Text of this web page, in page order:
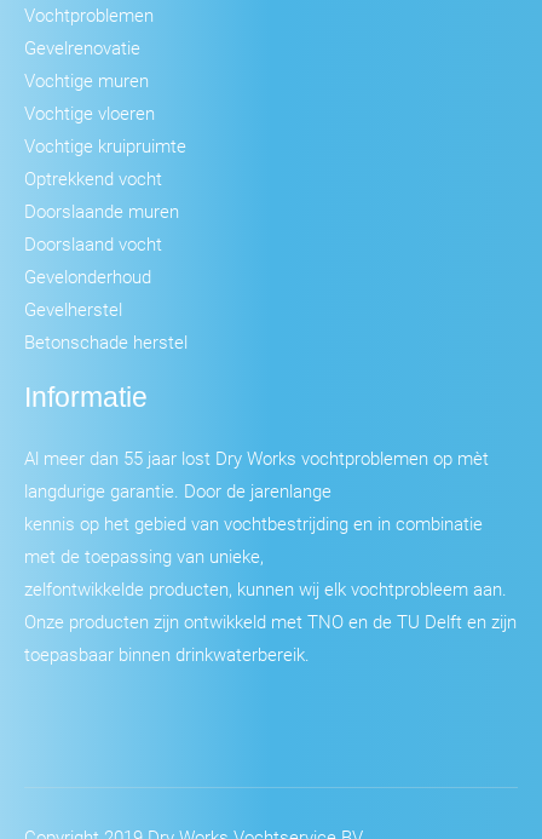
Vochtproblemen
Gevelrenovatie
Vochtige muren
Vochtige vloeren
Vochtige kruipruimte
Optrekkend vocht
Doorslaande muren
Doorslaand vocht
Gevelonderhoud
Gevelherstel
Betonschade herstel
Informatie
Al meer dan 55 jaar lost Dry Works vochtproblemen op mèt
langdurige garantie. Door de jarenlange
kennis op het gebied van vochtbestrijding en in combinatie
met de toepassing van unieke,
zelfontwikkelde producten, kunnen wij elk vochtprobleem aan.
Onze producten zijn ontwikkeld met TNO en de TU Delft en zijn
toepasbaar binnen drinkwaterbereik.